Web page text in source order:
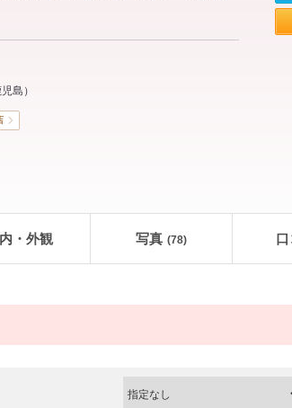
児島 ）
・外観 写真 (78)